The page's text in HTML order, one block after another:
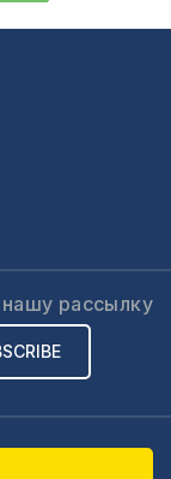
рассылку